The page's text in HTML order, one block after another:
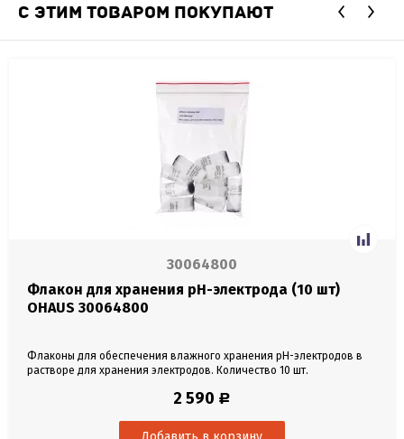
С ЭТИМ ТОВАРОМ ПОКУПАЮТ
30064800
Флакон для хранения pH-электрода (10 шт)
OHAUS 30064800
Флаконы для обеспечения влажного хранения pH-электродов в
растворе для хранения электродов. Количество 10 шт.
2 590 Р